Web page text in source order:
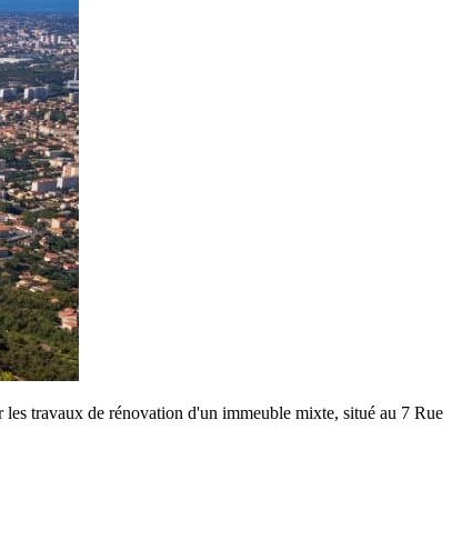
travaux de rénovation d'un immeuble mixte, situé au 7 Rue